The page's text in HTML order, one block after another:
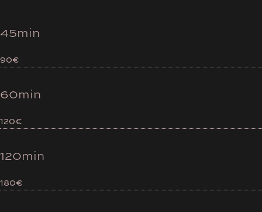
45min
90€
60min
120€
120min
180€